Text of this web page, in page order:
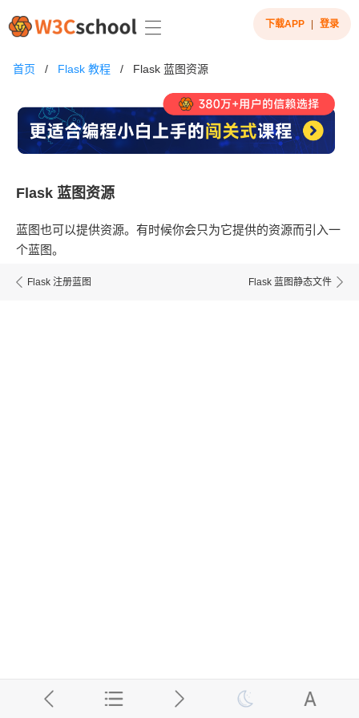
下载APP 登录
首页 / Flask 教程 / Flask 蓝图资源
Flask 蓝图资源
蓝图也可以提供资源。有时候你会只为它提供的资源而引入一
个蓝图。
Flask 注册蓝图 Flask 蓝图静态文件